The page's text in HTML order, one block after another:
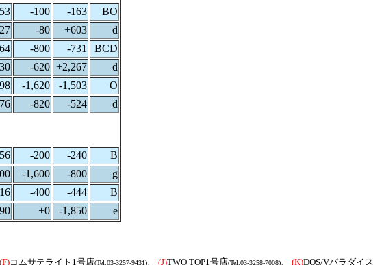
-100 -163
BO
-80 +603 d
-800 -731
BCD
-620 +2,267 d
-1,620 -1,503
O
-820 -524
d
-200 -240
B
-1,600 -800 g
-400 -444
B
+0 -1,850 e
(F)コムサテライト1号店(Tel.03-3257-9431)、 (J)TWO TOP1号店(Tel.03-3258-7008)、 (K)DOS/Vパラダイス